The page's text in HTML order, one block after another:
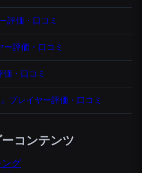
評価・口コミ
ー評価・口コミ
価・口コミ
プレイヤー評価・口コミ
コンテンツ
グ